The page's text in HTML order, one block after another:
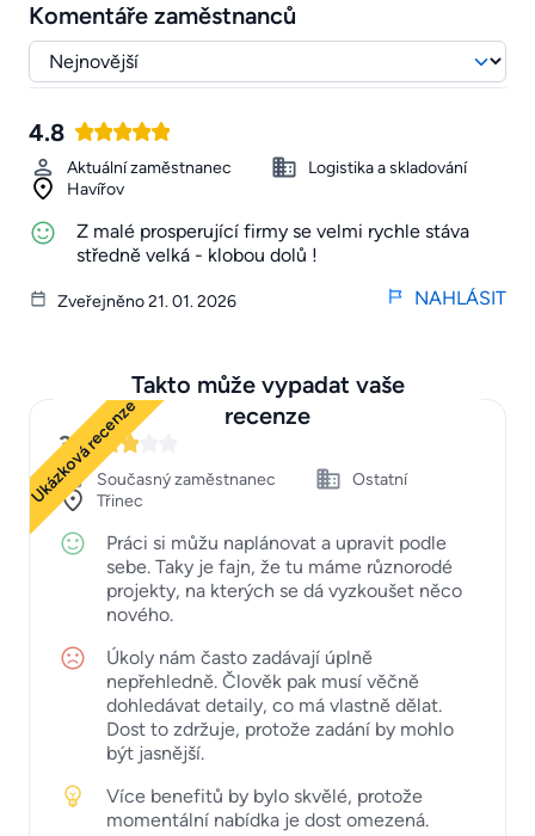
Komentáře zaměstnanců
4.8
Aktuální zaměstnanec
Logistika a skladování
Havířov
Z malé prosperující firmy se velmi rychle stáva
středně velká - klobou dolů !
Zveřejněno 21. 01. 2026 NAHLÁSIT
Takto může vypadat vaše
recenze
Ukázková recenze
3
Současný zaměstnanec
Ostatní
Třinec
Práci si můžu naplánovat a upravit podle
sebe. Taky je fajn, že tu máme různorodé
projekty, na kterých se dá vyzkoušet něco
nového.
Úkoly nám často zadávají úplně
nepřehledně. Člověk pak musí věčně
dohledávat detaily, co má vlastně dělat.
Dost to zdržuje, protože zadání by mohlo
být jasnější.
Více benefitů by bylo skvělé, protože
momentální nabídka je dost omezená.